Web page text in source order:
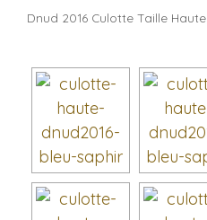
Dnud 2016 Culotte Taille Haute